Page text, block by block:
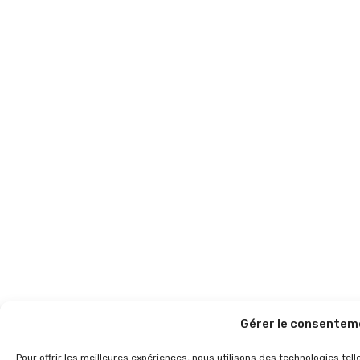
Gérer le
Pour offrir les meilleures expériences, nous utilisons des technologies